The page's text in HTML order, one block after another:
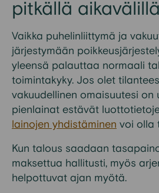
pitkällä aikavälillä
Vaikka puhelinliittymä ja
järjestymään
yleensä palauttaa normaali
toimintakyky. Jos olet
vakuudellinen omaisuutesi
pienlainat estävät
lainojen yhdistäminen voi olla
Kun talous saadaan
maksettua hallitusti, myös
helpottuvat ajan myötä.